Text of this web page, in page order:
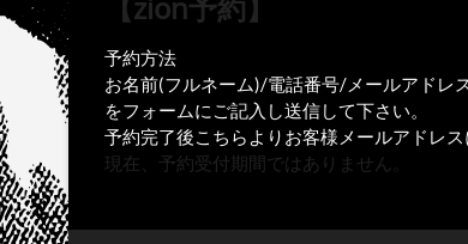
予約方法
お名前(フルネーム)/電話番号/メールアドレス
をフォームにご記入し送信して下さい。
予約完了後こちらよりお客様メールアドレス
現在、予約受付期間ではありません。